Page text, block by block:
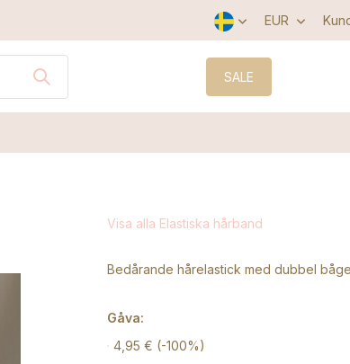
EUR
SALE
Visa alla Elastiska hårband
Bedårande hårelastick med dubbel
Gåva:
4,95 € (-100%)